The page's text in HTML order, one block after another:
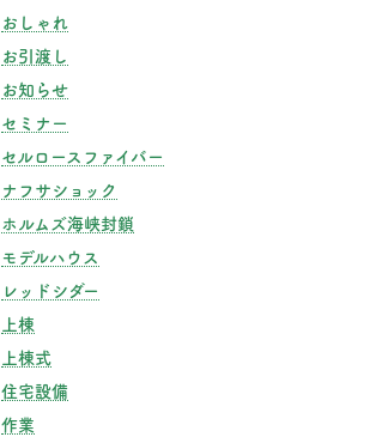
おしゃれ
お引渡し
お知らせ
セミナー
セルロースファイバー
ナフサショック
ホルムズ海峡封鎖
モデルハウス
レッドシダー
上棟
上棟式
住宅設備
作業